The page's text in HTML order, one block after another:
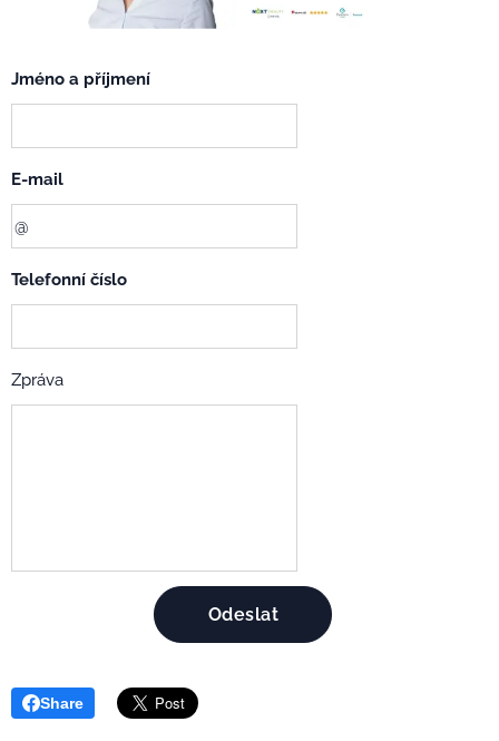
Jméno a příjmení
E-mail
Telefonní číslo
Zpráva
Odeslat
Share